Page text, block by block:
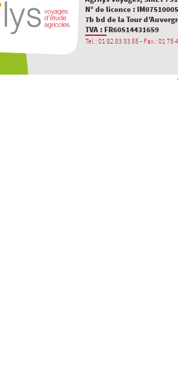
N° de licence :
7b bd de la Tour
TVA : FR60514431659
Tel.: 01 82 83 33 55 - Fax.: 01 75